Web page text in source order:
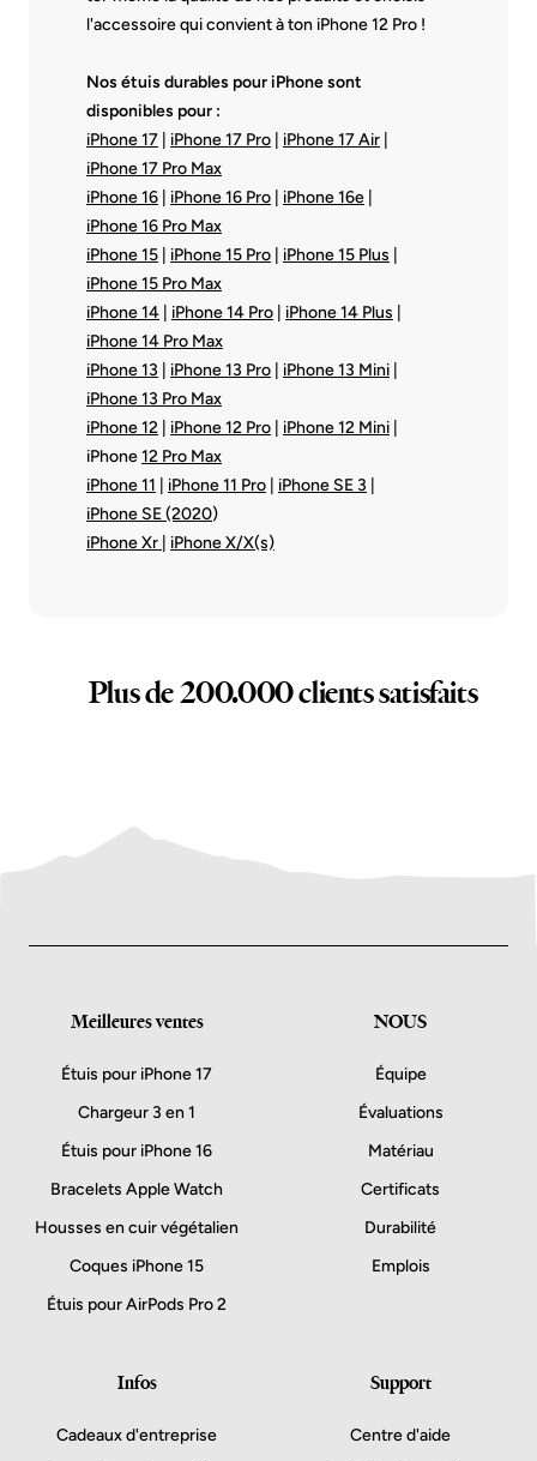
l'accessoire qui convient à ton iPhone 12 Pro !
Nos étuis durables pour iPhone sont
disponibles pour :
iPhone 17
iPhone 17 Pro iPhone 17 Air
iPhone 17 Pro Max
iPhone 16
iPhone 16 Pro iPhone 16e
iPhone 16 Pro Max
iPhone 15
iPhone 15 Pro iPhone 15 Plus
iPhone 15 Pro Max
iPhone 14
iPhone 14 Pro iPhone 14 Plus
iPhone 14 Pro Max
iPhone 13
iPhone 13 Pro iPhone 13 Mini
iPhone 13 Pro Max
iPhone 12
iPhone 12 Pro iPhone 12 Mini
iPhone12 Pro Max
iPhone 11
iPhone 11 Pro iPhone SE 3
iPhone SE (2020)
iPhone Xr
iPhone X/X(s)
Plus de 200.000 clients satisfaits
Meilleures ventes
Étuis pour iPhone 17
Chargeur 3 en 1
Étuis pour iPhone 16
Bracelets Apple Watch
Housses en cuir végétalien
Coques iPhone 15
Étuis pour AirPods Pro 2
NOUS
Équipe
Évaluations
Matériau
Certificats
Durabilité
Emplois
Infos
Cadeaux d'entreprise
Support
Centre d'aide